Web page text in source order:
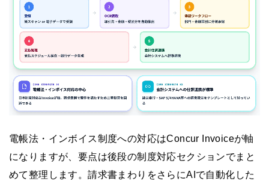
電帳法・インボイス制度への対応はConcur Invoiceが軸
になりますが、要点は後段の制度対応セクションでまと
めて整理します。請求書まわりをさらにAIで自動化した